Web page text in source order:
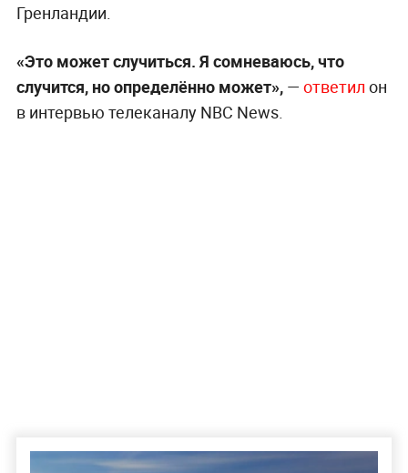
Гренландии.
«Это может случиться. Я сомневаюсь, что
случится, но определённо может»,— ответил он
в интервью телеканалу NBC News.